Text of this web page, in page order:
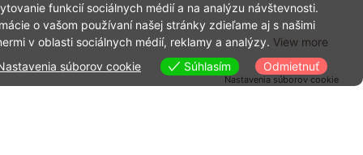
funkcií sociálnych médií a na analýzu návštevnosti.
o vašom používaní našej stránky zdieľame aj s našimi
v oblasti sociálnych médií, reklamy a analýzy. View more
súborov cookie
Súhlasím Odmietnuť
Nastavenia súborov cookie